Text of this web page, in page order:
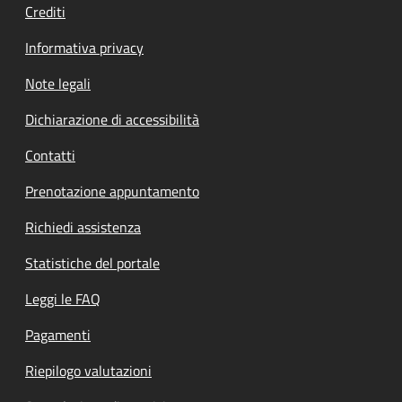
Crediti
Informativa privacy
Note legali
Dichiarazione di accessibilità
Contatti
Prenotazione appuntamento
Richiedi assistenza
Statistiche del portale
Leggi le FAQ
Pagamenti
Riepilogo valutazioni